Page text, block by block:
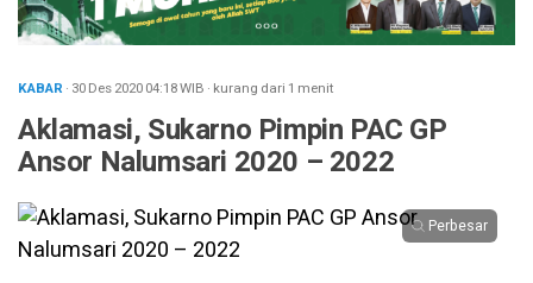
KABAR · 30 Des 202004:18WIB · kurang dari 1 menit
Aklamasi, Sukarno Pimpin PAC GP
Ansor Nalumsari 2020 – 2022
Perbesar